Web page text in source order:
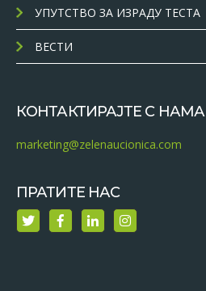
УПУТСТВО ЗА ИЗРАДУ ТЕСТА
ВЕСТИ
КОНТАКТИРАЈТЕ С НАМА
marketing@zelenaucionica.com
ПРАТИТЕ НАС